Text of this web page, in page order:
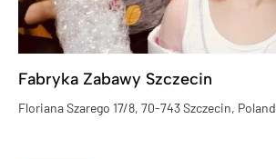
Fabryka Zabawy Szczecin
Floriana Szarego 17/8, 70-743 Szczecin, Poland